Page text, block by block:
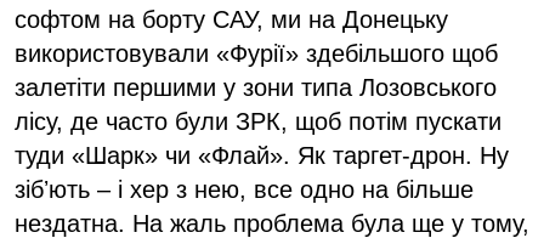
софтом на борту САУ, ми на Донецьку
використовували «Фурії» здебільшого щоб
залетіти першими у зони типа Лозовського
лісу, де часто були ЗРК, щоб потім пускати
туди «Шарк» чи «Флай». Як таргет-дрон. Ну
зібʼють – і хер з нею, все одно на більше
нездатна. На жаль проблема була ще у тому,